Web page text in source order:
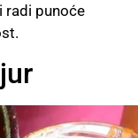
radi punoće